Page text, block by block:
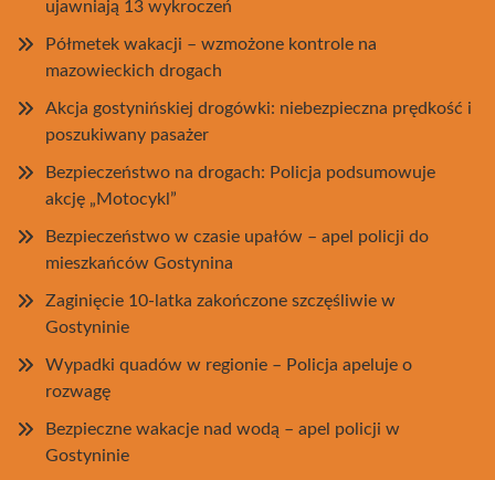
ujawniają 13 wykroczeń
Półmetek wakacji – wzmożone kontrole na
mazowieckich drogach
Akcja gostynińskiej drogówki: niebezpieczna prędkość i
poszukiwany pasażer
Bezpieczeństwo na drogach: Policja podsumowuje
akcję „Motocykl”
Bezpieczeństwo w czasie upałów – apel policji do
mieszkańców Gostynina
Zaginięcie 10-latka zakończone szczęśliwie w
Gostyninie
Wypadki quadów w regionie – Policja apeluje o
rozwagę
Bezpieczne wakacje nad wodą – apel policji w
Gostyninie